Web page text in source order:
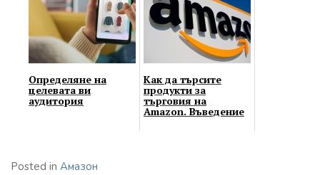
Определяне на
целевата ви
аудитория
Как да търсите
продукти за
търговия на
Amazon. Въведение
Posted in Амазон